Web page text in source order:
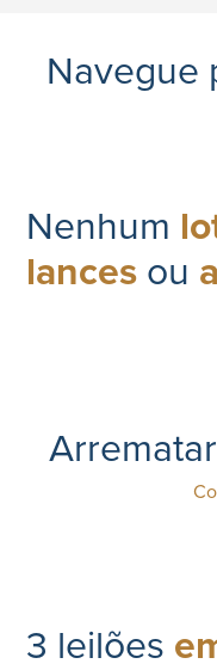
Navegue
Nenhum
lances ou
3 leilões